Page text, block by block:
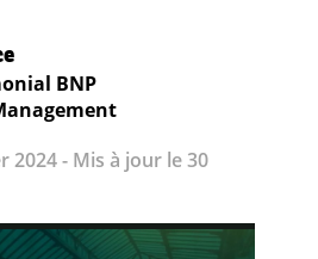
BNP
2024 - Mis à jour le 30